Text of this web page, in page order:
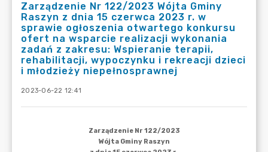
Zarządzenie Nr 122/2023 Wójta Gminy
Raszyn z dnia 15 czerwca 2023 r. w
sprawie ogłoszenia otwartego konkursu
ofert na wsparcie realizacji wykonania
zadań z zakresu: Wspieranie terapii,
rehabilitacji, wypoczynku i rekreacji dzieci
i młodzieży niepełnosprawnej
2023-06-22 12:41